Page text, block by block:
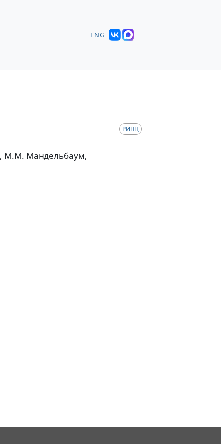
ENG
РИНЦ
, М.М. Мандельбаум,